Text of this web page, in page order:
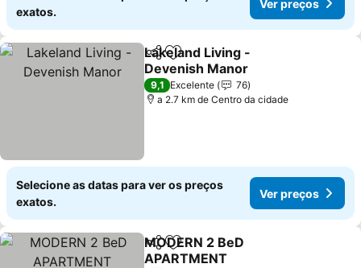
exatos.
Ver preços
PartilharAdicionar aos favoritos
Lakeland Living -
Devenish Manor
9,1 Excelente
76
a 2.7 km de Centro da cidade
Selecione as datas para ver os preços
exatos.
Ver preços
PartilharAdicionar aos favoritos
MODERN 2 BeD
APARTMENT